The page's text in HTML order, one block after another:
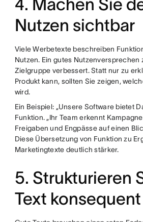
4. Machen Sie
Nutzen sichtbar
Viele Werbetexte beschreiben
Nutzen. Ein gutes Nutzenversprechen
Zielgruppe verbessert. Statt nur zu
Produkt kann, sollten Sie zeigen,
wird.
Ein Beispiel: „Unsere Software bietet
Funktion. „Ihr Team erkennt
Freigaben und Engpässe auf einen
Diese Übersetzung von Funktion zu
Marketingtexte deutlich stärker.
5. Strukturieren
Text konsequent